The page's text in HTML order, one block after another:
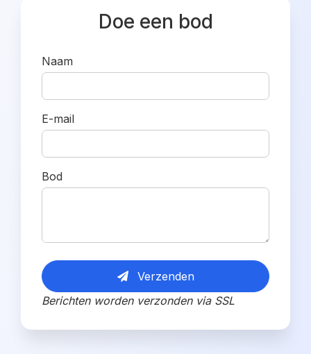
Doe een bod
Naam
E-mail
Bod
Verzenden
Berichten worden verzonden via SSL